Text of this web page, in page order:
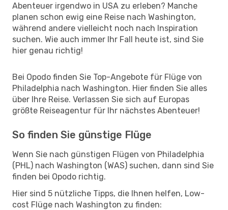
Abenteuer irgendwo in USA zu erleben? Manche
planen schon ewig eine Reise nach Washington,
während andere vielleicht noch nach Inspiration
suchen. Wie auch immer Ihr Fall heute ist, sind Sie
hier genau richtig!
Bei Opodo finden Sie Top-Angebote für Flüge von
Philadelphia nach Washington. Hier finden Sie alles
über Ihre Reise. Verlassen Sie sich auf Europas
größte Reiseagentur für Ihr nächstes Abenteuer!
So finden Sie günstige Flüge
Wenn Sie nach günstigen Flügen von Philadelphia
(PHL) nach Washington (WAS) suchen, dann sind Sie
finden bei Opodo richtig.
Hier sind 5 nützliche Tipps, die Ihnen helfen, Low-
cost Flüge nach Washington zu finden: